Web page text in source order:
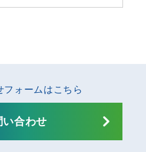
フォームはこちら
い合わせ